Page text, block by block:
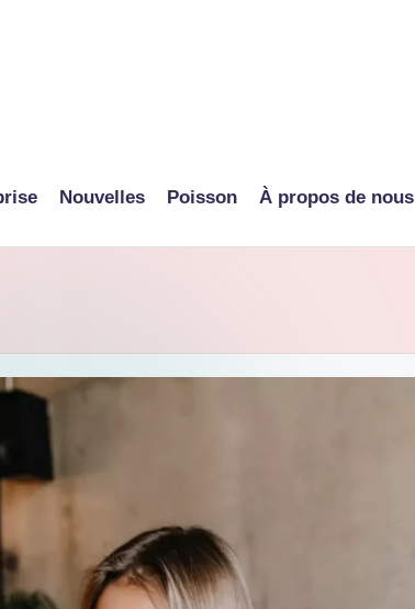
Nouvelles Poisson À propos de nous